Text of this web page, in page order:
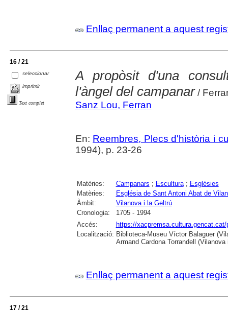
Enllaç permanent a aquest
16 / 21
seleccionar
imprimir
Text complet
A propòsit d'una
l'àngel del campanar/
Sanz Lou, Ferran
En: Reembres, Plecs d'història i
1994), p. 23-26
Matèries: Campanars ; Escultura; Esglésies
Matèries:
Església de Sant Antoni Abat de
Àmbit:
Vilanova i la Geltrú
Cronologia:
1705 - 1994
Accés:
https://
Localització: Biblioteca-Museu Víctor Balaguer
Armand Cardona Torrandell (Vilanova
Enllaç permanent a aquest
17 / 21